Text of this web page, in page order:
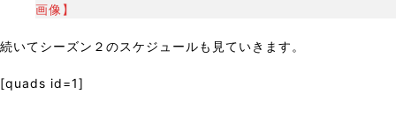
画像】
続いてシーズン２のスケジュールも見ていきます。
[quads id=1]